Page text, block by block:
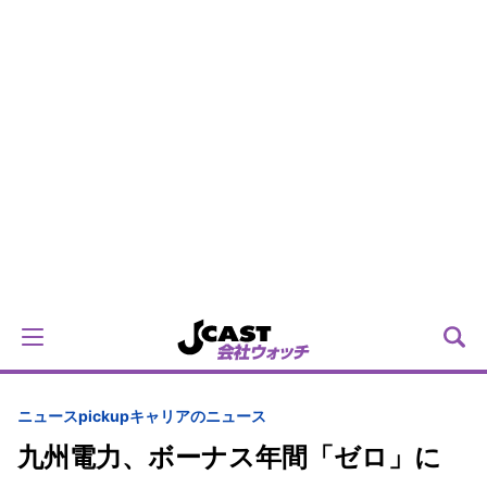
ニュースpickupキャリアのニュース
九州電力、ボーナス年間「ゼロ」に